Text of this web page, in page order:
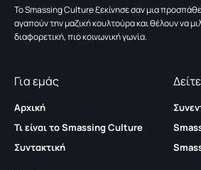
To Smassing Culture ξεκίνησε σαν μια
αγαπούν την μαζική κουλτούρα και θέλουν να
διαφορετική, πιο κοινωνική γωνία.
Για εμάς
Αρχική
Τι είναι το Smassing Culture
Συντακτική